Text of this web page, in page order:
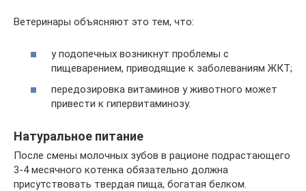
Ветеринары объясняют это тем, что:
у подопечных возникнут проблемы с
пищеварением, приводящие к заболеваниям ЖКТ;
передозировка витаминов у животного может
привести к гипервитаминозу.
Натуральное питание
После смены молочных зубов в рационе подрастающего
3-4 месячного котенка обязательно должна
присутствовать твердая пища, богатая белком.